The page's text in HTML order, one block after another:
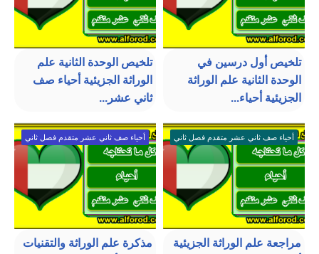
تلخيص أول درسين في
الوحدة الثانية علم الوراثة
الجزيئية أحياء...
تلخيص الوحدة الثانية علم
الوراثة الجزيئية أحياء صف
ثاني عشر...
أحياء صف ثاني عشر متقدم فصل ثاني
مراجعة علم الوراثة الجزيئية
أحياء صف ثاني عشر متقدم فصل ثاني
مذكرة علم الوراثة والتقنيات